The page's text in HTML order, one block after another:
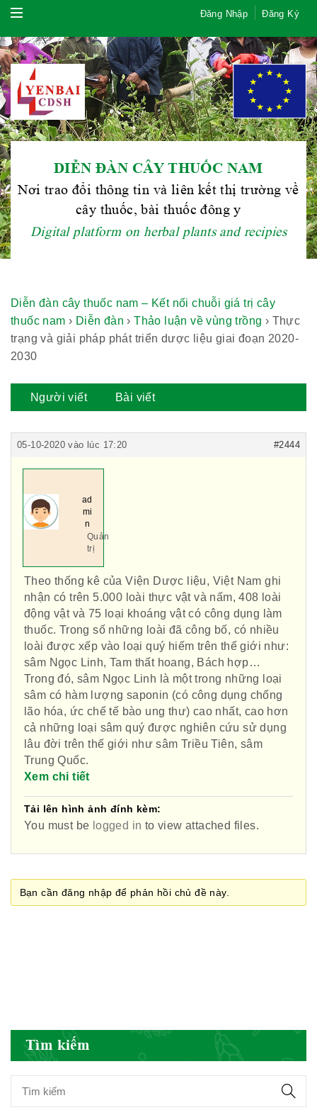
Đăng Nhập Đăng Ký
DIỄN ĐÀN CÂY THUỐC NAM
Nơi trao đổi thông tin và liên kết thị trường về
cây thuốc, bài thuốc đông y
Digital platform on herbal plants and recipies
Diễn đàn cây thuốc nam – Kết nối chuỗi giá trị cây
thuốc nam › Diễn đàn › Thảo luận về vùng trồng › Thực
trạng và giải pháp phát triển dược liệu giai đoạn 2020-
2030
Người viết Bài viết
05-10-2020 vào lúc 17:20 #2444
ad
mi
n
Quản
trị
Theo thống kê của Viện Dược liệu, Việt Nam ghi
nhận có trên 5.000 loài thực vật và nấm, 408 loài
động vật và 75 loại khoáng vật có công dụng làm
thuốc. Trong số những loài đã công bố, có nhiều
loài được xếp vào loại quý hiếm trên thế giới như:
sâm Ngọc Linh, Tam thất hoang, Bách hợp…
Trong đó, sâm Ngọc Linh là một trong những loại
sâm có hàm lượng saponin (có công dụng chống
lão hóa, ức chế tế bào ung thư) cao nhất, cao hơn
cả những loại sâm quý được nghiên cứu sử dụng
lâu đời trên thế giới như sâm Triều Tiên, sâm
Trung Quốc.
Xem chi tiết
Tải lên hình ảnh đính kèm:
You must be logged in to view attached files.
Bạn cần đăng nhập để phản hồi chủ đề này.
Tìm kiếm
Hội Đông Y TP. Hà Nội
Phái đoàn Liên minh Châu Âu tại
Việt Nam
Hiệp hội bệnh viện tư nhân Việt
Nam
Hội Đông Y Việt Nam